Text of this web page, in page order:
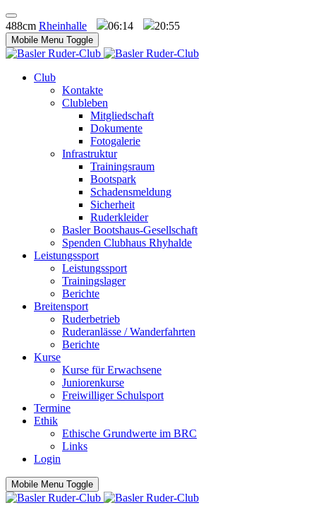
488cm Rheinhalle 06:14 20:55
Mobile Menu Toggle
Club
Kontakte
Clubleben
Mitgliedschaft
Dokumente
Fotogalerie
Infrastruktur
Trainingsraum
Bootspark
Schadensmeldung
Sicherheit
Ruderkleider
Basler Bootshaus-Gesellschaft
Spenden Clubhaus Rhyhalde
Leistungssport
Leistungssport
Trainingslager
Berichte
Breitensport
Ruderbetrieb
Ruderanlässe / Wanderfahrten
Berichte
Kurse
Kurse für Erwachsene
Juniorenkurse
Freiwilliger Schulsport
Termine
Ethik
Ethische Grundwerte im BRC
Links
Login
Mobile Menu Toggle